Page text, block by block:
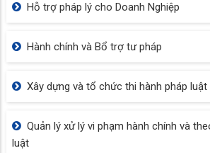
Hỗ trợ pháp lý cho Doanh Nghiệp
Hành chính và Bổ trợ tư pháp
Xây dựng và tổ chức thi hành pháp luật
Quản lý xử lý vi phạm hành chính và
luật